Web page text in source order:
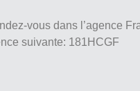
vous dans l’agence
suivante: 181HCGF